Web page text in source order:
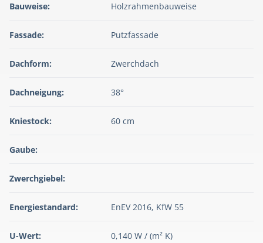
Bauweise: Holzrahmenbauweise
Fassade: Putzfassade
Dachform: Zwerchdach
Dachneigung: 38°
Kniestock: 60 cm
Gaube:
Zwerchgiebel:
Energiestandard: EnEV 2016, KfW 55
U-Wert: 0,140 W / (m² K)